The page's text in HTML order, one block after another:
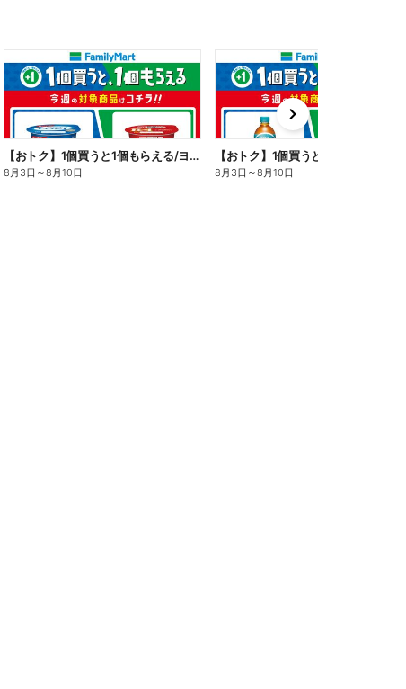
【おトク】1個買うと1個もらえる/ヨーグルト
8月3日 ～8月10日
【おトク】1個買うと1個もらえる/麦茶
8月3日 ～8月10日
e
x
t